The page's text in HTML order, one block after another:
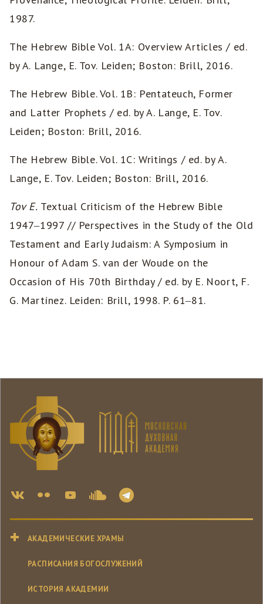
1987.
The Hebrew Bible Vol. 1A: Overview Articles / ed.
by A. Lange, E. Tov. Leiden; Boston: Brill, 2016.
The Hebrew Bible. Vol. 1B: Pentateuch, Former
and Latter Prophets / ed. by A. Lange, E. Tov.
Leiden; Boston: Brill, 2016.
The Hebrew Bible. Vol. 1C: Writings / ed. by A.
Lange, E. Tov. Leiden; Boston: Brill, 2016.
Tov E. Textual Criticism of the Hebrew Bible
1947‒1997 // Perspectives in the Study of the Old
Testament and Early Judaism: A Symposium in
Honour of Adam S. van der Woude on the
Occasion of His 70th Birthday / ed. by E. Noort, F.
G. Martínez. Leiden: Brill, 1998. P. 61‒81.
АКАДЕМИЧЕСКИЕ ХРАМЫ
РАСПИСАНИЯ БОГОСЛУЖЕНИЙ
ИСТОРИЯ АКАДЕМИИ